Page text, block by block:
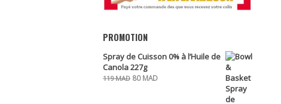
PROMOTION
Spray de Cuisson 0% à l’Huile de
Canola 227g
119MAD Le
80MADLe